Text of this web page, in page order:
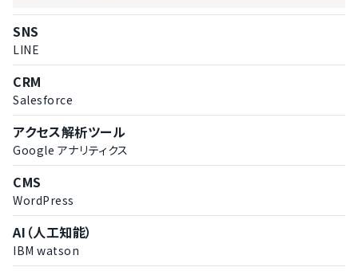
コンテンツのABテスト機能
ユーザーのターゲティング機能
ユーザーへの企業情報付与機能
アンケートの表示機能
ユーザーへのプッシュ通知機能
ユーザーへのレコメンド機能
ヒートマップ機能
その他の機能
スマホアプリ用SDKの提供
SNS
LINE
CRM
Salesforce
アクセス解析ツール
Google アナリティクス
CMS
WordPress
AI（人工知能）
IBM watson